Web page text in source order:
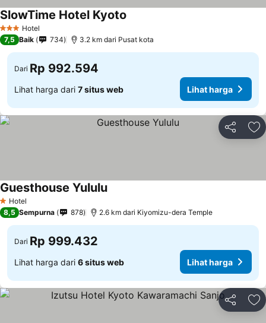
3 BintangHotel
SlowTime Hotel Kyoto
7,5 Baik 734 3.2 km dari Pusat kota
Dari Rp 992.594
Lihat harga dari 7 situs web Lihat harga
Bagikan
1 Bintang
Hotel
Guesthouse Yululu
8,5 Sempurna 878 2.6 km dari Kiyomizu-dera Temple
Dari Rp 999.432
Lihat harga dari 6 situs web Lihat harga
Bagikan